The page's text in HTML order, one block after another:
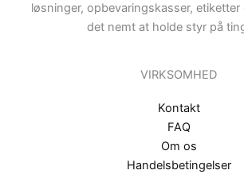
løsninger, opbevaringskasser,
det nemt at holde styr på
VIRKSOMHED
Kontakt
FAQ
Om os
Handelsbetingelser